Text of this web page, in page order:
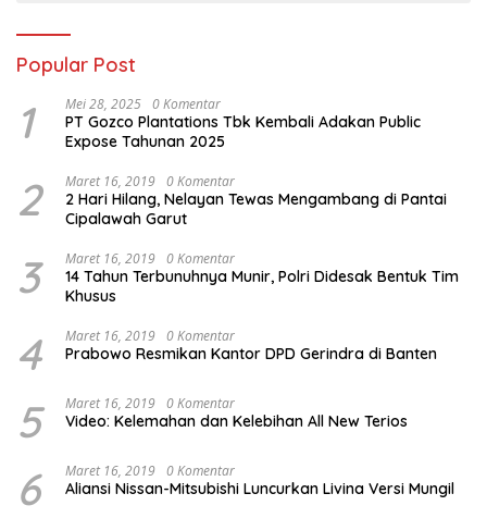
Popular Post
1 Mei 28, 2025 0 Komentar
PT Gozco Plantations Tbk Kembali Adakan Public
Expose Tahunan 2025
2 Maret 16, 2019 0 Komentar
2 Hari Hilang, Nelayan Tewas Mengambang di Pantai
Cipalawah Garut
3 Maret 16, 2019 0 Komentar
14 Tahun Terbunuhnya Munir, Polri Didesak Bentuk Tim
Khusus
4 Maret 16, 2019 0 Komentar
Prabowo Resmikan Kantor DPD Gerindra di Banten
5 Maret 16, 2019 0 Komentar
Video: Kelemahan dan Kelebihan All New Terios
6 Maret 16, 2019 0 Komentar
Aliansi Nissan-Mitsubishi Luncurkan Livina Versi Mungil